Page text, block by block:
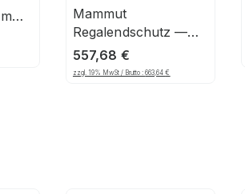
Mammut
Regalendschutz —
Einzelplanke,
L:1,20m, gelb
557,68 €
zzgl. 19% MwSt / Brutto :663,64€